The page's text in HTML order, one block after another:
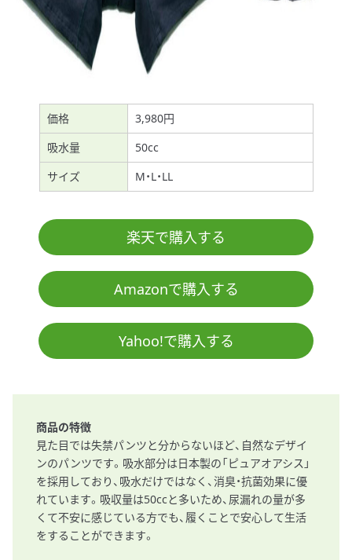
価格
3,980円
吸水量
50cc
サイズ
M・L・LL
楽天で購入する
Amazonで購入する
Yahoo!で購入する
商品の特徴
見た目では失禁パンツと分からないほど、自然なデザイ
ンのパンツです。吸水部分は日本製の「ピュアオアシス」
を採用しており、吸水だけではなく、消臭・抗菌効果に優
れています。吸収量は50ccと多いため、尿漏れの量が多
くて不安に感じている方でも、履くことで安心して生活
をすることができます。